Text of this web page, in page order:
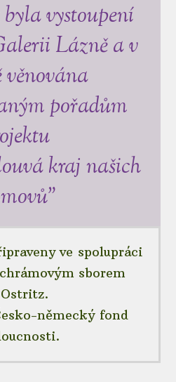
vystoupení
Lázně a v
pořadům
kraj našich
ve spolupráci
sborem
německý fond